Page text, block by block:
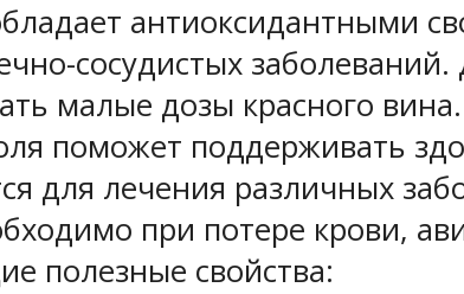
антиоксидантными
сосудистых
малые дозы красного
поможет поддерживать
для лечения различных
при потере крови,
полезные свойства: